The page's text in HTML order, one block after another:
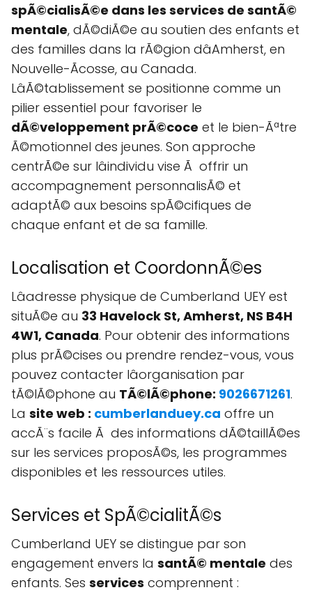
spÃ©cialisÃ©e dans les services de santÃ©
mentale, dÃ©diÃ©e au soutien des enfants et
des familles dans la rÃ©gion dâAmherst, en
Nouvelle-Ãcosse, au Canada.
LâÃ©tablissement se positionne comme un
pilier essentiel pour favoriser le
dÃ©veloppement prÃ©coce et le bien-Ãªtre
Ã©motionnel des jeunes. Son approche
centrÃ©e sur lâindividu vise Ã offrir un
accompagnement personnalisÃ© et
adaptÃ© aux besoins spÃ©cifiques de
chaque enfant et de sa famille.
Localisation et CoordonnÃ©es
Lâadresse physique de Cumberland UEY est
situÃ©e au 33 Havelock St, Amherst, NS B4H
4W1, Canada. Pour obtenir des informations
plus prÃ©cises ou prendre rendez-vous, vous
pouvez contacter lâorganisation par
tÃ©lÃ©phone au TÃ©lÃ©phone: 9026671261.
La site web : cumberlanduey.ca offre un
accÃ¨s facile Ã des informations dÃ©taillÃ©es
sur les services proposÃ©s, les programmes
disponibles et les ressources utiles.
Services et SpÃ©cialitÃ©s
Cumberland UEY se distingue par son
engagement envers la santÃ© mentale des
enfants. Ses services comprennent :